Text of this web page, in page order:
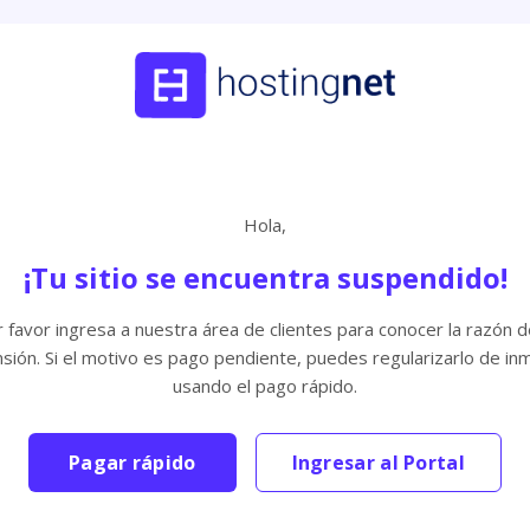
Hola,
¡Tu sitio se encuentra suspendido!
favor ingresa a nuestra área de clientes para conocer la razón
Si el motivo es pago pendiente, puedes regularizarlo de
usando el pago rápido.
Pagar rápido Ingresar al Portal